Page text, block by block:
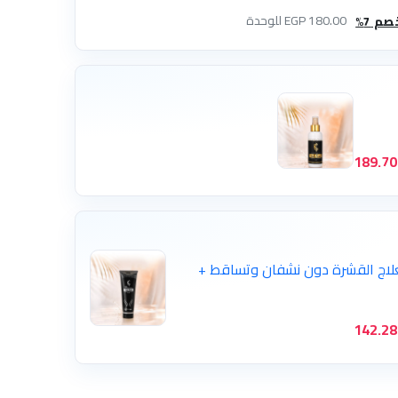
180.00 EGP للوحدة
189.70
القشرة دون نشفان وتساقط +
142.28